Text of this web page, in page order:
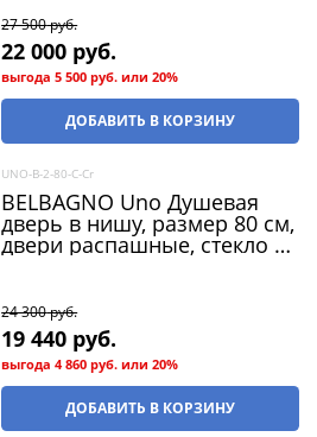
27 500 руб.
22 000 руб.
выгода5 500 руб. или20%
ДОБАВИТЬ В КОРЗИНУ
UNO-B-2-80-C-Cr
BELBAGNO Uno Душевая
дверь в нишу, размер 80 см,
двери распашные, стекло 5
24 300 руб.
19 440 руб.
выгода4 860 руб. или20%
ДОБАВИТЬ В КОРЗИНУ